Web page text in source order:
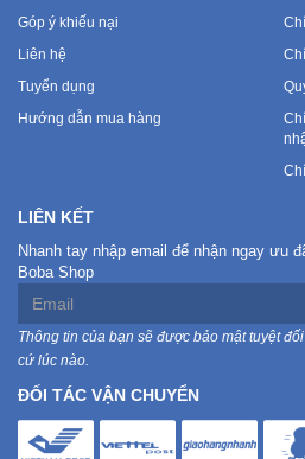
Góp ý khiếu nại
Liên hệ
Tuyển dụng
Hướng dẫn mua hàng
LIÊN KẾT
Nhanh tay nhập email để nhận ngay ưu
Boba Shop
Thông tin của bạn sẽ được bảo mật tuyệt
cứ lúc nào.
ĐỐI TÁC VẬN CHUYỂN